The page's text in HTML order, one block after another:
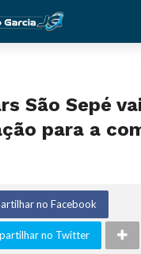
São Sepé
para a
no Facebook
no Twitter